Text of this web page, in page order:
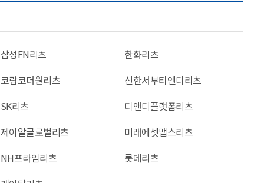
삼성FN리츠
한화리츠
코람코더원리츠
신한서부티엔디리츠
SK리츠
디앤디플랫폼리츠
제이알글로벌리츠
미래에셋맵스리츠
NH프라임리츠
롯데리츠